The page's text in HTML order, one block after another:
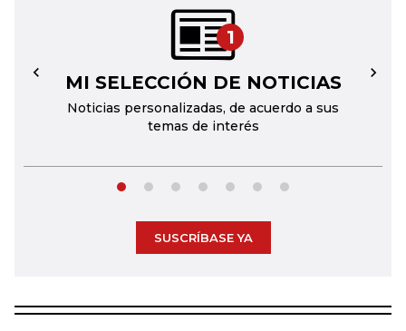
1
MI SELECCIÓN DE NOTICIAS
Noticias personalizadas, de acuerdo a sus
temas de interés
← →
SUSCRÍBASE YA